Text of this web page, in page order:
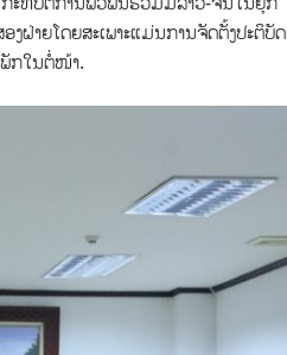
ຝ່າຍໂດຍສະເພາະແມ່ນການຈັດຕັ້ງປະຕິບັດ
ກໃນຕໍ່ໜ້າ.